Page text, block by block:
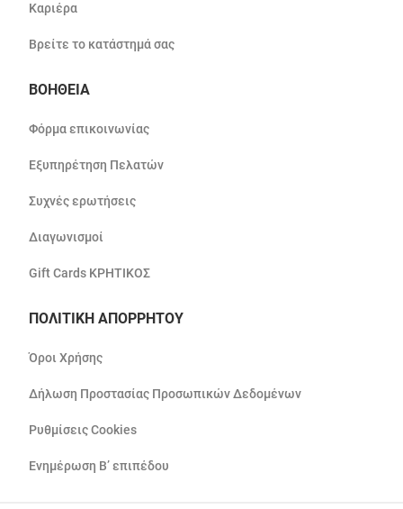
Καριέρα
Βρείτε το κατάστημά σας
ΒΟΗΘΕΙΑ
Φόρμα επικοινωνίας
Εξυπηρέτηση Πελατών
Συχνές ερωτήσεις
Διαγωνισμοί
Gift Cards ΚΡΗΤΙΚΟΣ
ΠΟΛΙΤΙΚΗ ΑΠΟΡΡΗΤΟΥ
Όροι Χρήσης
Δήλωση Προστασίας Προσωπικών Δεδομένων
Ρυθμίσεις Cookies
Ενημέρωση Β’ επιπέδου